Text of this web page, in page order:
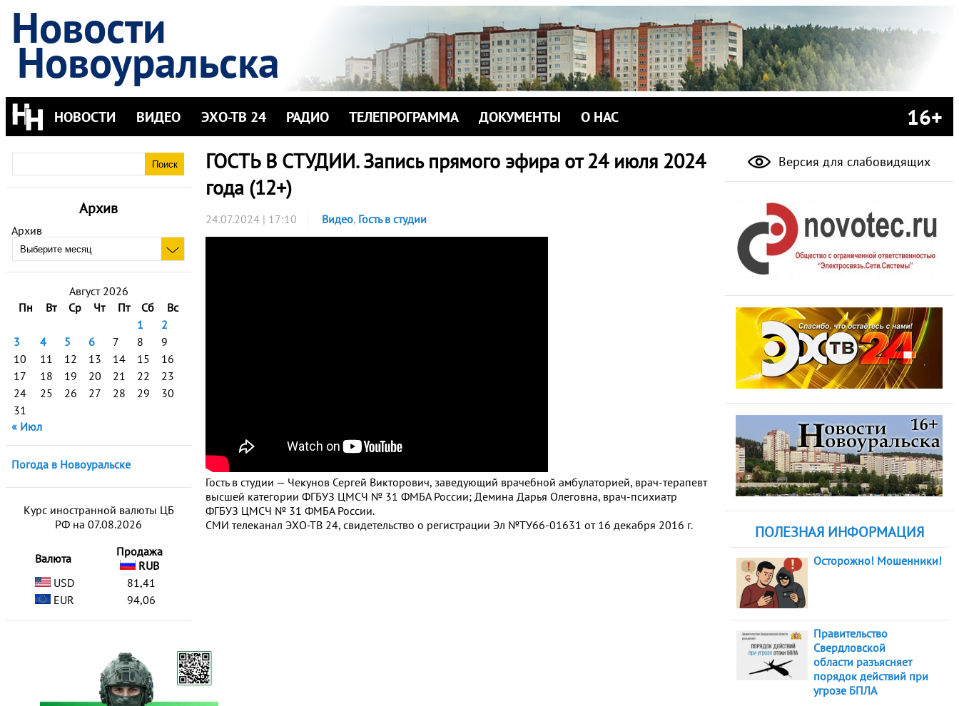
Новости
Новоуральска
НОВОСТИ ВИДЕО ЭХО-ТВ 24 РАДИО ТЕЛЕПРОГРАММА ДОКУМЕНТЫ О НАС 16+
Архив
Архив
Август 2026
Пн
Вт Ср Чт Пт Сб
Вс
1
2
3
4 5 6 7 8
9
10
11 12 13 14 15
16
17
18 19 20 21 22
23
24
25 26 27 28 29
30
31
« Июл
Погода в Новоуральске
Курс иностранной валюты ЦБ
РФ на 07.08.2026
Валюта
Продажа
RUB
USD
81,41
EUR
94,06
ГОСТЬ В СТУДИИ. Запись прямого эфира от 24 июля 2024
года (12+)
24.07.2024 | 17:10 Видео, Гость в студии
Гость в студии — Чекунов Сергей Викторович, заведующий врачебной амбулаторией, врач-терапевт
высшей категории ФГБУЗ ЦМСЧ № 31 ФМБА России; Демина Дарья Олеговна, врач-психиатр
ФГБУЗ ЦМСЧ № 31 ФМБА России.
СМИ телеканал ЭХО-ТВ 24, свидетельство о регистрации Эл №ТУ66-01631 от 16 декабря 2016 г.
Версия для слабовидящих
ПОЛЕЗНАЯ ИНФОРМАЦИЯ
Осторожно! Мошенники!
Правительство
Свердловской
области разъясняет
порядок действий при
угрозе БПЛА